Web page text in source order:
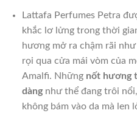
Lattafa Perfumes Petra
khắc lơ lửng trong thời
hương mở ra chậm rãi
rọi qua cửa mái vòm của
Amalfi. Những nốt hương
dàngnhư thể đang trôi
không bám vào da mà len